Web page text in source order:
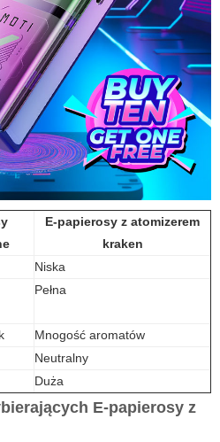
E-papierosy z atomizerem
kraken
Niska
Pełna
Mnogość aromatów
Neutralny
Duża
E-papierosy z